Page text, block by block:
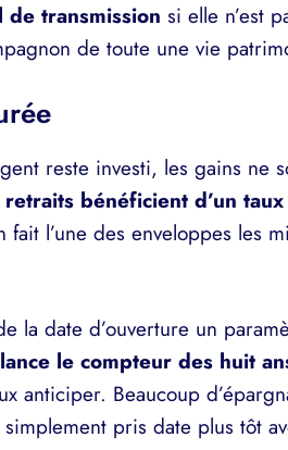
transmission si elle n’est
de toute une vie
reste investi, les gains ne
retraits bénéficient d’un
l’une des enveloppes les
la date d’ouverture un
le compteur des huit
anticiper. Beaucoup
pris date plus tôt